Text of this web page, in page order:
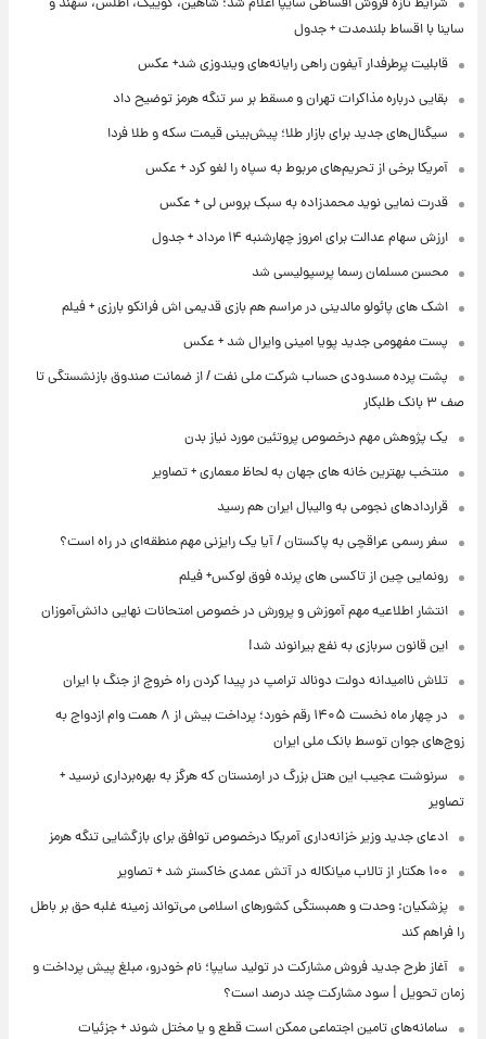
ساینا با اقساط بلندمدت + جدول
قابلیت پرطرفدار آیفون راهی رایانه‌های ویندوزی شد+ عکس
بقایی درباره مذاکرات تهران و مسقط بر سر تنگه هرمز توضیح داد
سیگنال‌های جدید برای بازار طلا؛ پیش‌بینی قیمت سکه و طلا فردا
آمریکا برخی از تحریم‌های مربوط به سپاه را لغو کرد + عکس
قدرت نمایی نوید محمدزاده به سبک بروس لی + عکس
ارزش سهام عدالت برای امروز چهارشنبه ۱۴ مرداد + جدول
محسن مسلمان رسما پرسپولیسی شد
اشک های پائولو مالدینی در مراسم هم بازی قدیمی اش فرانکو بارزی + فیلم
پست مفهومی جدید پویا امینی وایرال شد + عکس
پشت پرده‌ مسدودی حساب شرکت ملی نفت / از ضمانت صندوق بازنشستگی تا
صف ۳ بانک طلبکار
یک پژوهش مهم درخصوص پروتئین مورد نیاز بدن
منتخب بهترین خانه های جهان به لحاظ معماری + تصاویر
قراردادهای نجومی به والیبال ایران هم رسید
سفر رسمی عراقچی به پاکستان / آیا یک رایزنی مهم منطقه‌ای در راه است؟
رونمایی چین از تاکسی های پرنده فوق لوکس+ فیلم
انتشار اطلاعیه مهم آموزش و پرورش در خصوص امتحانات نهایی دانش‌آموزان
این قانون سربازی به نفع بیرانوند شد!
تلاش ناامیدانه‌ دولت دونالد ترامپ در پیدا کردن راه خروج از جنگ با ایران
در چهار ماه نخست ۱۴۰۵ رقم خورد؛ پرداخت بیش از ۸ همت وام ازدواج به
زوج‌های جوان توسط بانک ملی ایران
سرنوشت عجیب این هتل بزرگ در ارمنستان که هرگز به بهره‌برداری نرسید +
تصاویر
ادعای جدید وزیر خزانه‌داری آمریکا درخصوص توافق برای بازگشایی تنگه هرمز
۱۰۰ هکتار از تالاب میانکاله در آتش عمدی خاکستر شد + تصاویر
پزشکیان: وحدت و همبستگی کشورهای اسلامی می‌تواند زمینه غلبه حق بر باطل
را فراهم کند
آغاز طرح جدید فروش مشارکت در تولید سایپا؛ نام خودرو، مبلغ پیش پرداخت و
زمان تحویل | سود مشارکت چند درصد است؟
سامانه‌های تامین اجتماعی ممکن است قطع و یا مختل شوند + جزئیات